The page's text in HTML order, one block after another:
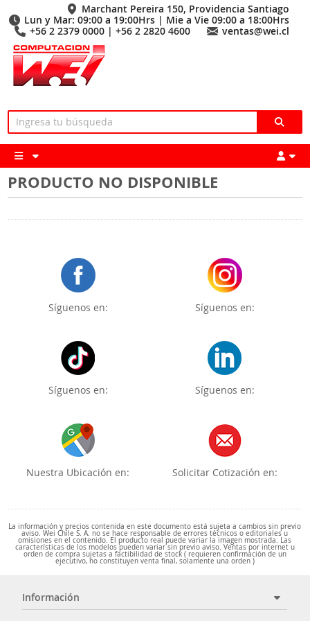
Marchant Pereira 150, Providencia Santiago
Lun y Mar: 09:00 a 19:00Hrs | Mie a Vie 09:00 a 18:00Hrs
+56 2 2379 0000 | +56 2 2820 4600
ventas@wei.cl
PRODUCTO NO DISPONIBLE
Síguenos en: Síguenos en:
Síguenos en: Síguenos en:
Nuestra Ubicación en: Solicitar Cotización en:
La información y precios contenida en este documento está sujeta a cambios sin previo
aviso. Wei Chile S. A. no se hace responsable de errores técnicos o editoriales u
omisiones en el contenido. El producto real puede variar la imagen mostrada. Las
características de los modelos pueden variar sin previo aviso. Ventas por internet u
orden de compra sujetas a factibilidad de stock ( requieren confirmación de un
ejecutivo, no constituyen venta final, solamente una orden )
Información